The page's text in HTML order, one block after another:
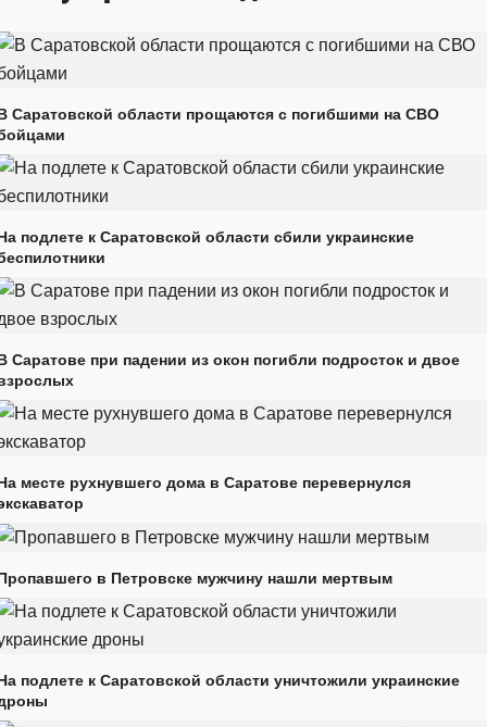
Саратовской области прощаются с погибшими на СВО
подлете к Саратовской области сбили украинские
Саратове при падении из окон погибли подросток и двое
месте рухнувшего дома в Саратове перевернулся
в Петровске мужчину нашли мертвым
подлете к Саратовской области уничтожили украинские